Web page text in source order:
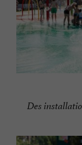
Des